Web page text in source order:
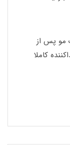
مو پس از
کاملا